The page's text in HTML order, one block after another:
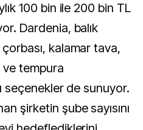
100 bin ile 200 bin TL
Dardenia, balık
çorbası, kalamar tava,
tempura
seçenekler de sunuyor.
şirketin şube sayısını